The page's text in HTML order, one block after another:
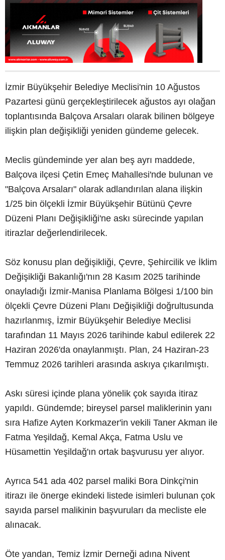
İzmir Büyükşehir Belediye Meclisi'nin 10 Ağustos
Pazartesi günü gerçekleştirilecek ağustos ayı olağan
toplantısında Balçova Arsaları olarak bilinen bölgeye
ilişkin plan değişikliği yeniden gündeme gelecek.
Meclis gündeminde yer alan beş ayrı maddede,
Balçova ilçesi Çetin Emeç Mahallesi'nde bulunan ve
"Balçova Arsaları" olarak adlandırılan alana ilişkin
1/25 bin ölçekli İzmir Büyükşehir Bütünü Çevre
Düzeni Planı Değişikliği'ne askı sürecinde yapılan
itirazlar değerlendirilecek.
Söz konusu plan değişikliği, Çevre, Şehircilik ve İklim
Değişikliği Bakanlığı'nın 28 Kasım 2025 tarihinde
onayladığı İzmir-Manisa Planlama Bölgesi 1/100 bin
ölçekli Çevre Düzeni Planı Değişikliği doğrultusunda
hazırlanmış, İzmir Büyükşehir Belediye Meclisi
tarafından 11 Mayıs 2026 tarihinde kabul edilerek 22
Haziran 2026'da onaylanmıştı. Plan, 24 Haziran-23
Temmuz 2026 tarihleri arasında askıya çıkarılmıştı.
Askı süresi içinde plana yönelik çok sayıda itiraz
yapıldı. Gündemde; bireysel parsel maliklerinin yanı
sıra Hafize Ayten Korkmazer'in vekili Taner Akman ile
Fatma Yeşildağ, Kemal Akça, Fatma Uslu ve
Hüsamettin Yeşildağ'ın ortak başvurusu yer alıyor.
Ayrıca 541 ada 402 parsel maliki Bora Dinkçi'nin
itirazı ile önerge ekindeki listede isimleri bulunan çok
sayıda parsel malikinin başvuruları da mecliste ele
alınacak.
Öte yandan, Temiz İzmir Derneği adına Nivent